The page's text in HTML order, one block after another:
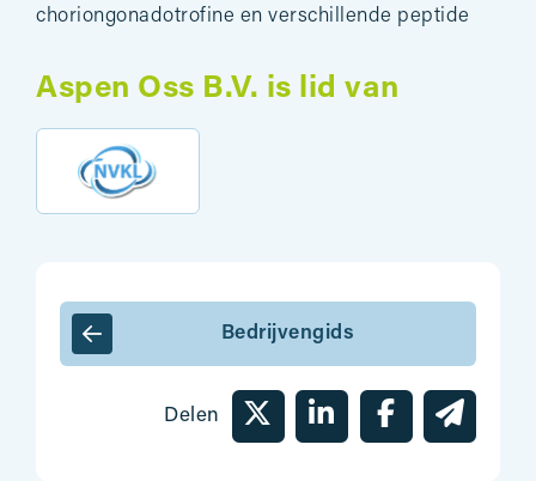
choriongonadotrofine en verschillende peptide
Aspen Oss B.V. is lid van
Bedrijvengids
Delen